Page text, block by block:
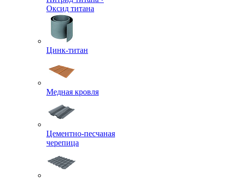
Оксид титана
Цинк-титан
Медная кровля
Цементно-песчаная
черепица